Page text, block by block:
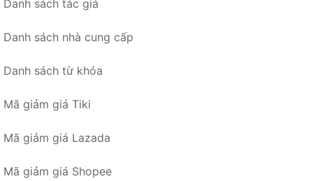
Danh sách tác giả
Danh sách nhà cung cấp
Danh sách từ khóa
Mã giảm giá Tiki
Mã giảm giá Lazada
Mã giảm giá Shopee